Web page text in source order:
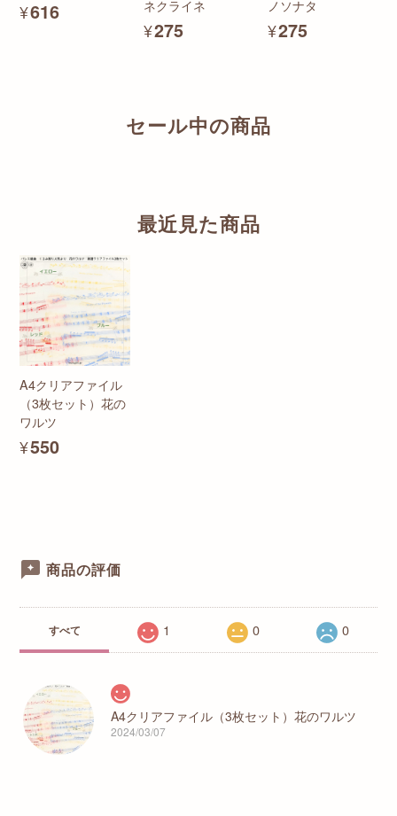
¥616 ネクライネ
¥275
ノソナタ
¥275
セール中の商品
最近見た商品
A4クリアファイル
（3枚セット）花の
ワルツ
¥550
商品の評価
すべて 1 0 0
A4クリアファイル（3枚セット）花のワルツ
2024/03/07